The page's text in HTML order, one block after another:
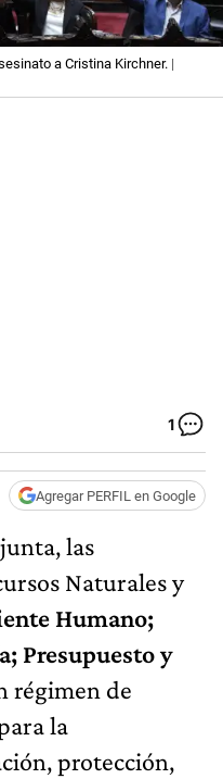
a Cristina Kirchner. |
1
Agregar PERFIL en Google
las
Naturales y
Humano;
Presupuesto y
régimen de
la
protección,